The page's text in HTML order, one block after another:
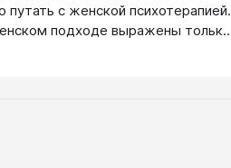
путать с женской психотерапией.
подходе выражены только